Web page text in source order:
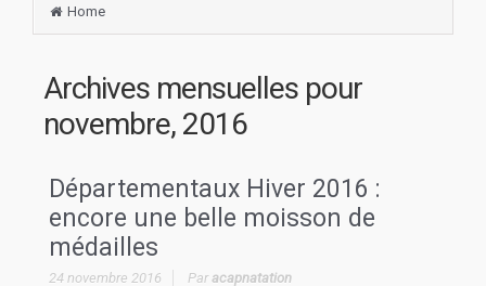
Home
Archives mensuelles pour
novembre, 2016
Départementaux Hiver 2016 :
encore une belle moisson de
médailles
24 novembre 2016 Paracapnatation